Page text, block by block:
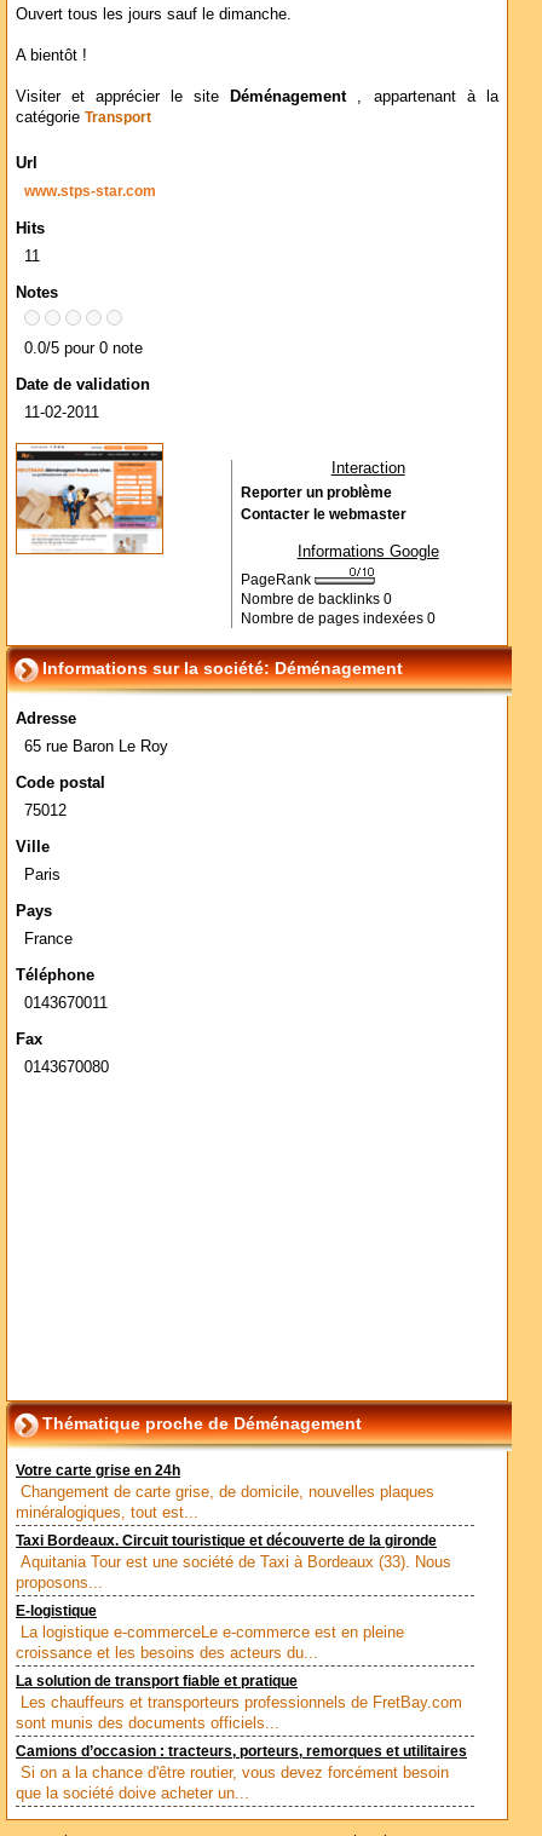
Ouvert tous les jours sauf le dimanche.
A bientôt !
Visiter et apprécier le site Déménagement , appartenant à la
catégorie Transport
Url
www.stps-star.com
Hits
11
Notes
0.0/5 pour 0 note
Date de validation
11-02-2011
Interaction
Reporter un problème
Contacter le webmaster
Informations Google
PageRank
Nombre de backlinks 0
Nombre de pages indexées 0
Informations sur la société: Déménagement
Adresse
65 rue Baron Le Roy
Code postal
75012
Ville
Paris
Pays
France
Téléphone
0143670011
Fax
0143670080
Thématique proche de Déménagement
Votre carte grise en 24h
Changement de carte grise, de domicile, nouvelles plaques
minéralogiques, tout est...
Taxi Bordeaux. Circuit touristique et découverte de la gironde
Aquitania Tour est une société de Taxi à Bordeaux (33). Nous
proposons...
E-logistique
La logistique e-commerceLe e-commerce est en pleine
croissance et les besoins des acteurs du...
La solution de transport fiable et pratique
Les chauffeurs et transporteurs professionnels de FretBay.com
sont munis des documents officiels...
Camions d’occasion : tracteurs, porteurs, remorques et utilitaires
Si on a la chance d'être routier, vous devez forcément besoin
que la société doive acheter un...